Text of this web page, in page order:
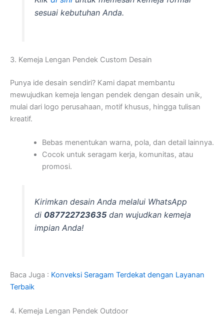
sesuai kebutuhan Anda.
3. Kemeja Lengan Pendek Custom Desain
Punya ide desain sendiri? Kami dapat membantu
mewujudkan kemeja lengan pendek dengan desain unik,
mulai dari logo perusahaan, motif khusus, hingga tulisan
kreatif.
Bebas menentukan warna, pola, dan detail lainnya.
Cocok untuk seragam kerja, komunitas, atau
promosi.
Kirimkan desain Anda melalui WhatsApp
di 087722723635 dan wujudkan kemeja
impian Anda!
Baca Juga : Konveksi Seragam Terdekat dengan Layanan
Terbaik
4. Kemeja Lengan Pendek Outdoor